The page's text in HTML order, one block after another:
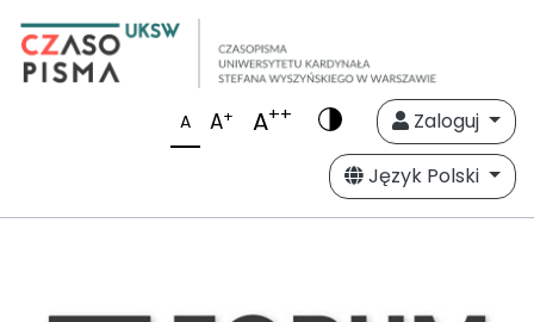
A A+ A++
Zaloguj
Język Polski